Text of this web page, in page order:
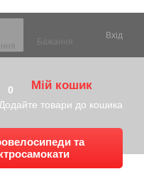
Бажання
Вхід
0 Мій кошик
Додайте товари до кошика
та